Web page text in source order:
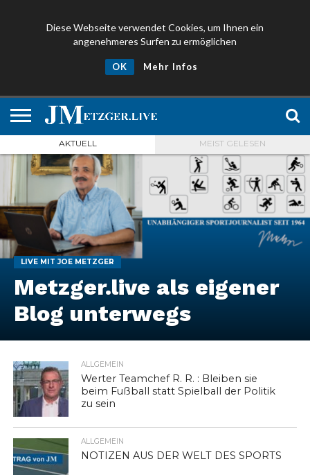
Diese Webseite verwendet Cookies, um Ihnen ein
angenehmeres Surfen zu ermöglichen
OK Mehr Infos
AKTUELL MEIST GELESEN
LIVE MIT JOE METZGER
Metzger.live als eigener
Blog unterwegs
ALLGEMEIN
Werter Teamchef R. R. : Bleiben sie
beim Fußball statt Spielball der Politik
zu sein
ALLGEMEIN
NOTIZEN AUS DER WELT DES SPORTS